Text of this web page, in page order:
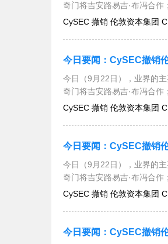
奇门将吉安路易吉·布冯合
CySEC 撤销 伦敦资本集团
今日（9月22日），业界的
奇门将吉安路易吉·布冯合
CySEC 撤销 伦敦资本集团
今日（9月22日），业界的
奇门将吉安路易吉·布冯合
CySEC 撤销 伦敦资本集团